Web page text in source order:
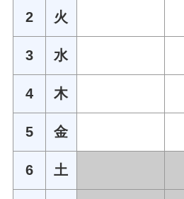
2 火
3 水
4 木
5 金
6 土